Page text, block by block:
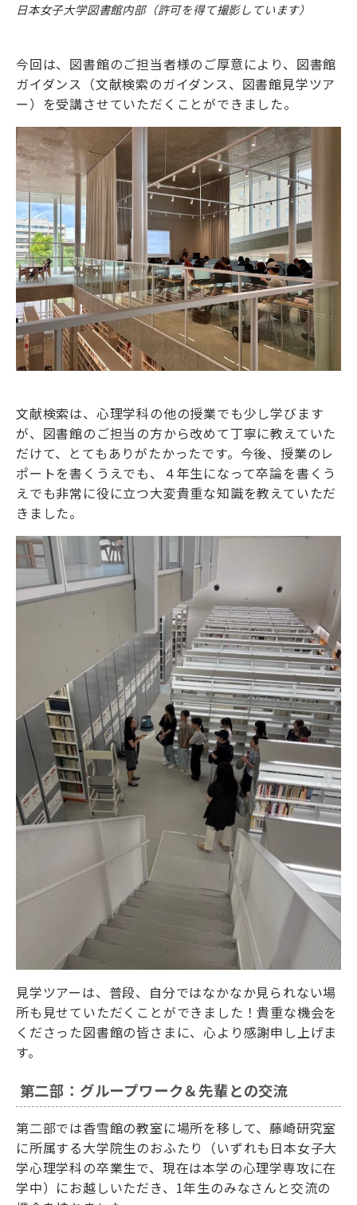
日本女子大学図書館内部（許可を得て撮影しています）
今回は、図書館のご担当者様のご厚意により、図書館
ガイダンス（文献検索のガイダンス、図書館見学ツア
ー）を受講させていただくことができました。
文献検索は、心理学科の他の授業でも少し学びます
が、図書館のご担当の方から改めて丁寧に教えていた
だけて、とてもありがたかったです。今後、授業のレ
ポートを書くうえでも、４年生になって卒論を書くう
えでも非常に役に立つ大変貴重な知識を教えていただ
きました。
見学ツアーは、普段、自分ではなかなか見られない場
所も見せていただくことができました！貴重な機会を
くださった図書館の皆さまに、心より感謝申し上げま
す。
第二部：グループワーク＆先輩との交流
第二部では香雪館の教室に場所を移して、藤崎研究室
に所属する大学院生のおふたり（いずれも日本女子大
学心理学科の卒業生で、現在は本学の心理学専攻に在
学中）にお越しいただき、1年生のみなさんと交流の